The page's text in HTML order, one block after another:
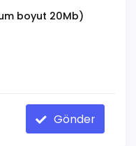
boyut 20Mb)
Gönder